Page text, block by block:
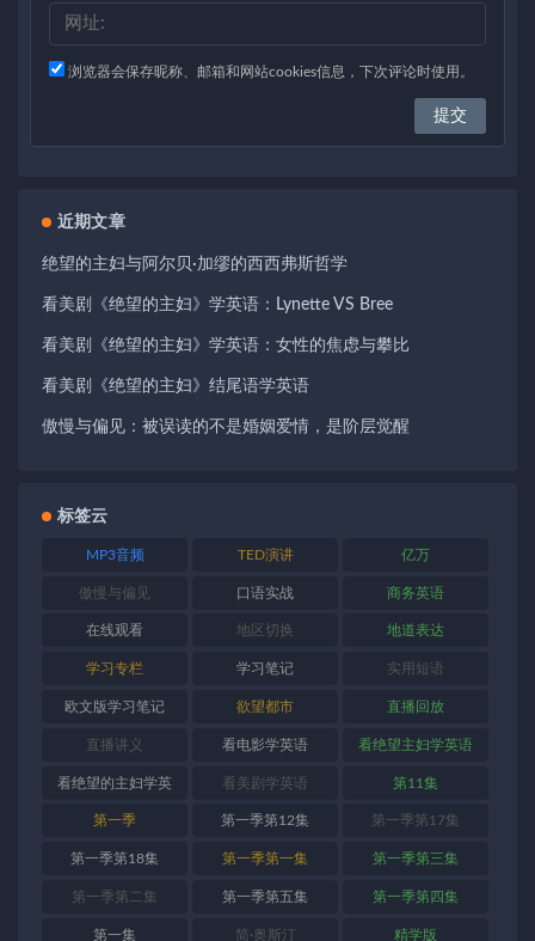
浏览器会保存昵称、邮箱和网站cookies信息，下次评论时使用。
近期文章
绝望的主妇与阿尔贝·加缪的西西弗斯哲学
看美剧《绝望的主妇》学英语：Lynette VS Bree
看美剧《绝望的主妇》学英语：女性的焦虑与攀比
看美剧《绝望的主妇》结尾语学英语
傲慢与偏见：被误读的不是婚姻爱情，是阶层觉醒
标签云
MP3音频 TED演讲 亿万
傲慢与偏见 口语实战 商务英语
在线观看 地区切换 地道表达
学习专栏 学习笔记 实用短语
欧文版学习笔记 欲望都市 直播回放
直播讲义 看电影学英语 看绝望主妇学英语
看绝望的主妇学英
语
看美剧学英语 第11集
第一季 第一季第12集 第一季第17集
第一季第18集 第一季第一集 第一季第三集
第一季第二集 第一季第五集 第一季第四集
第一集 简·奥斯汀 精学版